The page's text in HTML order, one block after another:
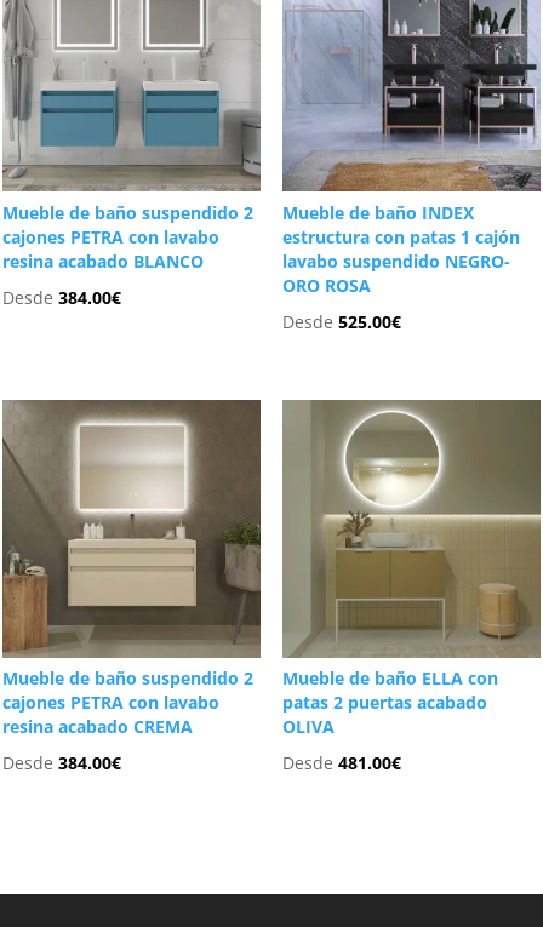
Mueble de baño suspendido 2
cajones PETRA con lavabo
resina acabado BLANCO
Desde384.00€
Mueble de baño INDEX
estructura con patas 1 cajón
lavabo suspendido NEGRO-
ORO ROSA
Desde 525.00€
Mueble de baño suspendido 2
cajones PETRA con lavabo
resina acabado CREMA
Desde384.00€
Mueble de baño ELLA con
patas 2 puertas acabado
OLIVA
Desde 481.00€